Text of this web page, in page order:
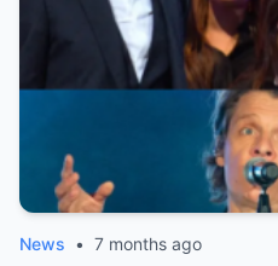
cette petite phrase
l’ambiance réelle qui
tournage. Entre
surveillance discrète
la femme de
relation et ce qui
fois les caméras
trio surprenant est
News • 7 months ago